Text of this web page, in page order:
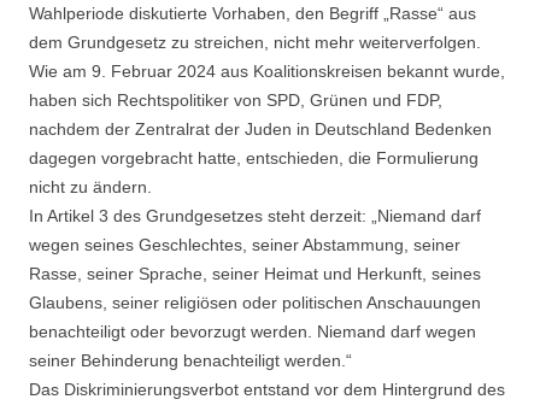
Wahlperiode diskutierte Vorhaben, den Begriff „Rasse“ aus
dem Grundgesetz zu streichen, nicht mehr weiterverfolgen.
Wie am 9. Februar 2024 aus Koalitionskreisen bekannt wurde,
haben sich Rechtspolitiker von SPD, Grünen und FDP,
nachdem der Zentralrat der Juden in Deutschland Bedenken
dagegen vorgebracht hatte, entschieden, die Formulierung
nicht zu ändern.
In Artikel 3 des Grundgesetzes steht derzeit: „Niemand darf
wegen seines Geschlechtes, seiner Abstammung, seiner
Rasse, seiner Sprache, seiner Heimat und Herkunft, seines
Glaubens, seiner religiösen oder politischen Anschauungen
benachteiligt oder bevorzugt werden. Niemand darf wegen
seiner Behinderung benachteiligt werden.“
Das Diskriminierungsverbot entstand vor dem Hintergrund des